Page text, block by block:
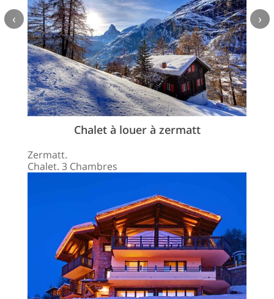
Chalet à louer à zermatt
Zermatt.
Chalet. 3 Chambres
‹ ›